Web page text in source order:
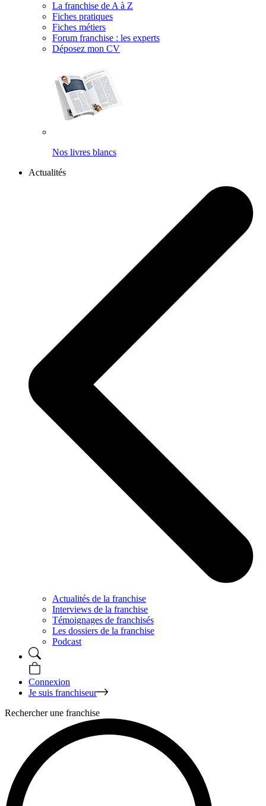
La franchise de A à Z
Fiches pratiques
Fiches métiers
Forum franchise : les experts
Déposez mon CV
Nos livres blancs
Actualités
Actualités de la franchise
Interviews de la franchise
Témoignages de franchisés
Les dossiers de la franchise
Podcast
Connexion
Je suis franchiseur
Rechercher une franchise